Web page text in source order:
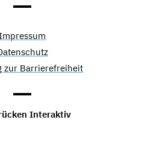
zur Barrierefreiheit
Interaktiv